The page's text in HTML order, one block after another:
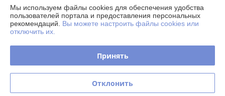
О нас
Контакты
График работы
Мы используем файлы cookies для обеспечения удобства
пользователей портала и предоставления персональных
рекомендаций. Вы можете настроить файлы cookies или
отключить их.
Принять
Отклонить